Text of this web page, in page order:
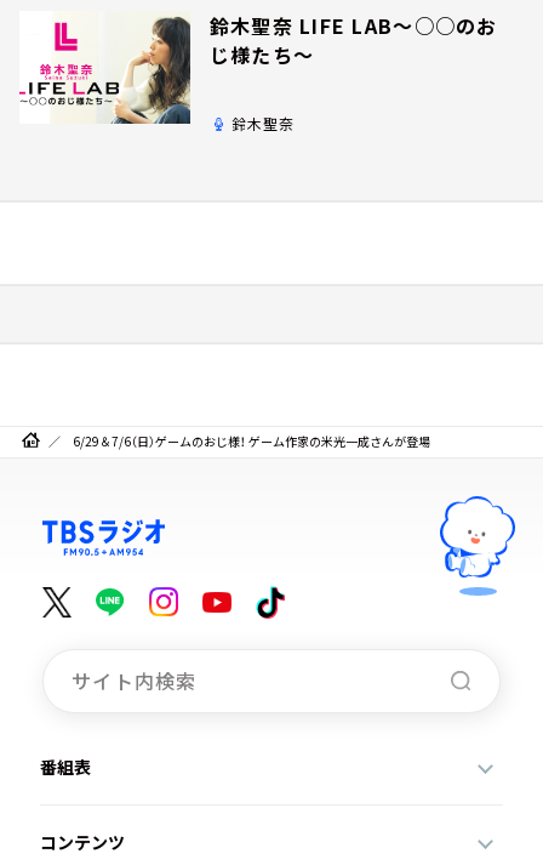
鈴木聖奈 LIFE LAB～○○のお
じ様たち～
鈴木聖奈
6/29＆7/6（日）ゲームのおじ様！ ゲーム作家の米光一成さんが登場
番組表
コンテンツ